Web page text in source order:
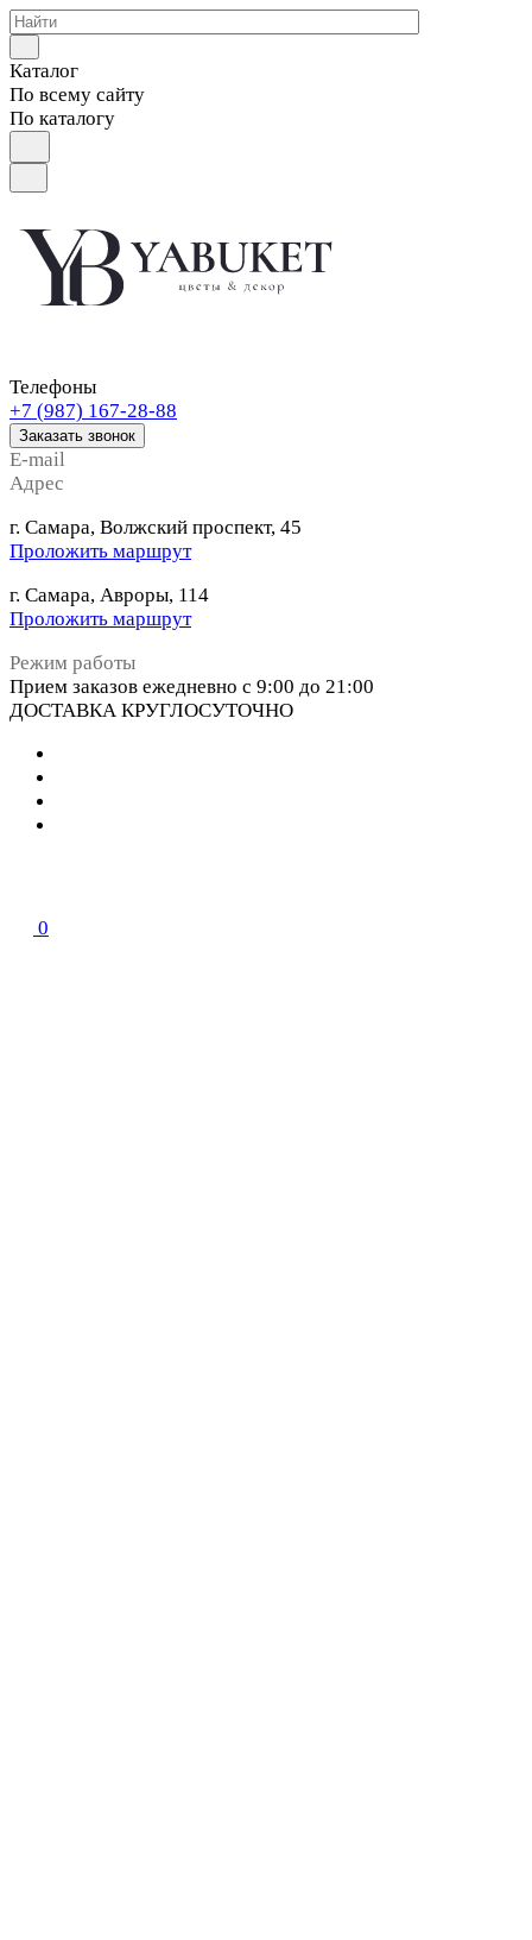
Каталог
По всему сайту
По каталогу
Телефоны
+7 (987) 167-28-88
Заказать звонок
E-mail
Адрес
г. Самара, Волжский проспект, 45
Проложить маршрут
г. Самара, Авроры, 114
Проложить маршрут
Режим работы
Прием заказов ежедневно с 9:00 до 21:00
ДОСТАВКА КРУГЛОСУТОЧНО
0